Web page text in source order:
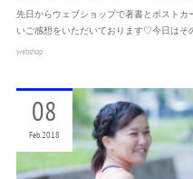
先日からウェブショップで著書とポスト
いご感想をいただいております♡今日はそ
webshop
08
Feb2018